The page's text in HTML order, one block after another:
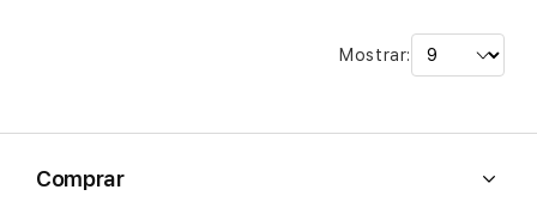
Mostrar:
Comprar